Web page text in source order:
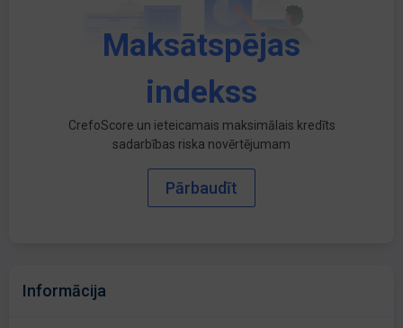
Maksātspējas
indekss
CrefoScore un ieteicamais maksimālais kredīts
sadarbības riska novērtējumam
Pārbaudīt
Informācija